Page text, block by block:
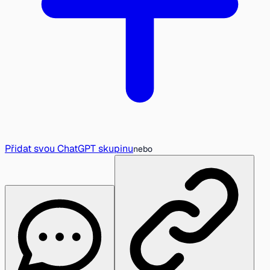
Přidat svou ChatGPT skupinunebo